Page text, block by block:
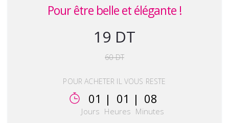
Pour être belle et élégante !
19 DT
60 DT
POUR ACHETER IL VOUS RESTE
01 | 01 | 08
Jours Heures Minutes